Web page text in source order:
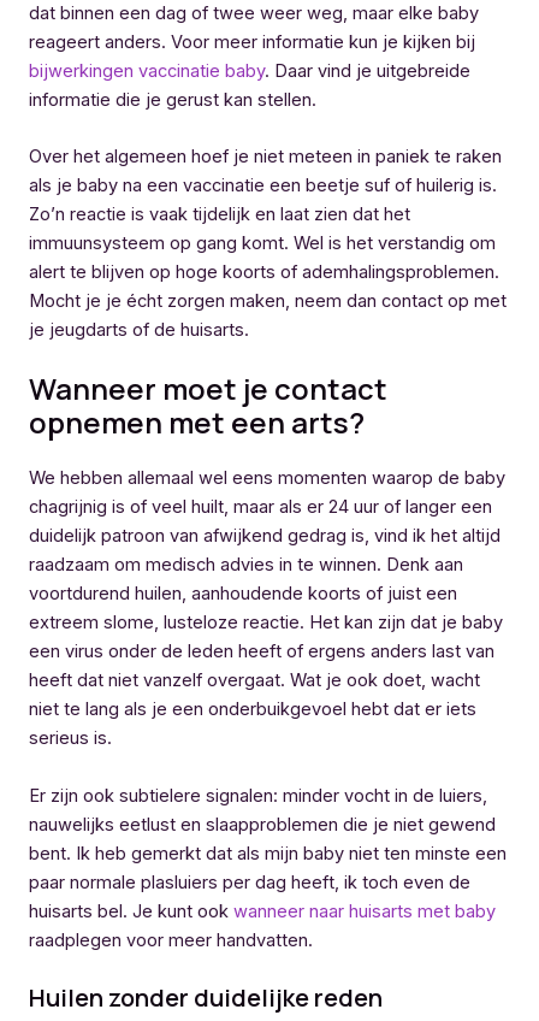
dat binnen een dag of twee weer weg, maar elke baby
reageert anders. Voor meer informatie kun je kijken bij
bijwerkingen vaccinatie baby. Daar vind je uitgebreide
informatie die je gerust kan stellen.
Over het algemeen hoef je niet meteen in paniek te raken
als je baby na een vaccinatie een beetje suf of huilerig is.
Zo’n reactie is vaak tijdelijk en laat zien dat het
immuunsysteem op gang komt. Wel is het verstandig om
alert te blijven op hoge koorts of ademhalingsproblemen.
Mocht je je écht zorgen maken, neem dan contact op met
je jeugdarts of de huisarts.
Wanneer moet je contact
opnemen met een arts?
We hebben allemaal wel eens momenten waarop de baby
chagrijnig is of veel huilt, maar als er 24 uur of langer een
duidelijk patroon van afwijkend gedrag is, vind ik het altijd
raadzaam om medisch advies in te winnen. Denk aan
voortdurend huilen, aanhoudende koorts of juist een
extreem slome, lusteloze reactie. Het kan zijn dat je baby
een virus onder de leden heeft of ergens anders last van
heeft dat niet vanzelf overgaat. Wat je ook doet, wacht
niet te lang als je een onderbuikgevoel hebt dat er iets
serieus is.
Er zijn ook subtielere signalen: minder vocht in de luiers,
nauwelijks eetlust en slaapproblemen die je niet gewend
bent. Ik heb gemerkt dat als mijn baby niet ten minste een
paar normale plasluiers per dag heeft, ik toch even de
huisarts bel. Je kunt ook wanneer naar huisarts met baby
raadplegen voor meer handvatten.
Huilen zonder duidelijke reden